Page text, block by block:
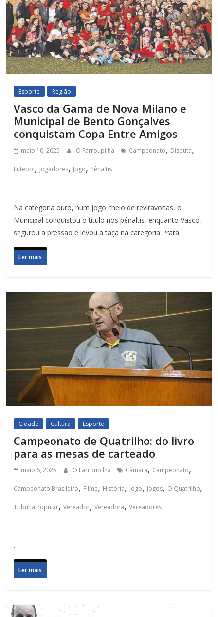
Esporte Região
Vasco da Gama de Nova Milano e
Municipal de Bento Gonçalves
conquistam Copa Entre Amigos
maio 10, 2025 O Farroupilha Campeonato, Disputa,
Futebol, Jogadores, Jogo, Pênaltis
Na categoria ouro, num jogo cheio de reviravoltas, o
Municipal conquistou o título nos pênaltis, enquanto Vasco,
segurou a pressão e levou a taça na categoria Prata
Ler mais
Cidade Cultura Esporte
Campeonato de Quatrilho: do livro
para as mesas de carteado
maio 6, 2025 O Farroupilha Câmara, Campeonato,
Campeonato Brasileiro, Filme, História, Jogo, Jogos, O Quatrilho,
Tribuna Popular,Vereador,Vereadora,Vereadores
.
Ler mais